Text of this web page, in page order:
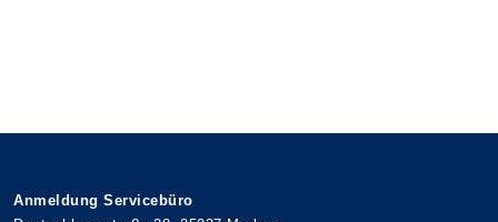
Anmeldung Servicebüro